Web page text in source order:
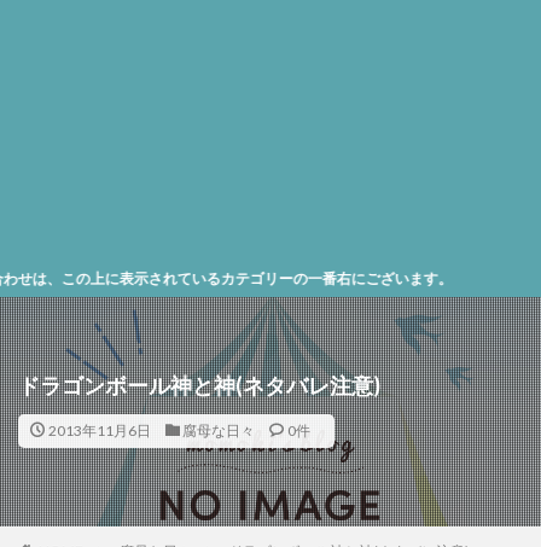
この上に表示されているカテゴリーの一番右にございます。
ドラゴンボール神と神(ネタバレ注意)
2013年11月6日 腐母な日々 0件